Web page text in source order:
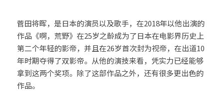
菅田将晖，是日本的演员以及歌手，在2018年以他出演的
作品《啊，荒野》在25岁之龄成为了日本在电影界历史上
第二个年轻的影帝，并且在26岁首次封为视帝，在出道10
年时期夺得了双影帝。从他的演技来看，凭实力已经能够
拿到这两个奖项。除了这部作品之外，还有很多更出色的
作品。